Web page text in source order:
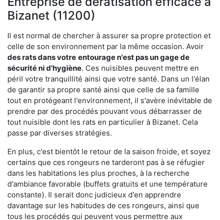
Bizanet (11200)
Il est normal de chercher à assurer sa propre protection et
celle de son environnement par la même occasion. Avoir
des rats dans votre entourage n'est pas un gage de
sécurité ni d'hygiène. Ces nuisibles peuvent mettre en
péril votre tranquillité ainsi que votre santé. Dans un l'élan
de garantir sa propre santé ainsi que celle de sa famille
tout en protégeant l'environnement, il s'avère inévitable de
prendre par des procédés pouvant vous débarrasser de
tout nuisible dont les rats en particulier à Bizanet. Cela
passe par diverses stratégies.
En plus, c'est bientôt le retour de la saison froide, et soyez
certains que ces rongeurs ne tarderont pas à se réfugier
dans les habitations les plus proches, à la recherche
d'ambiance favorable (buffets gratuits et une température
constante). Il serait donc judicieux d'en apprendre
davantage sur les habitudes de ces rongeurs, ainsi que
tous les procédés qui peuvent vous permettre aux